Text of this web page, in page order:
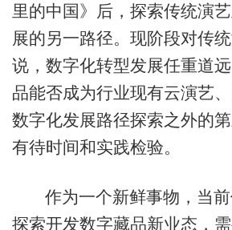
里的中国》后，探索传统演
展的另一路径。现阶段对传
说，数字化转型发展任重道
品能否成为行业现有云演艺
数字化发展路径探索之外的
有待时间和实践检验。
作为一个新鲜事物，当
探索开发数字藏品新业态，